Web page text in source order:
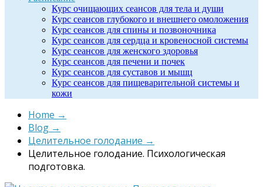
Курс очищающих сеансов для тела и души
Курс сеансов глубокого и внешнего омоложения
Курс сеансов для спины и позвоночника
Курс сеансов для сердца и кровеносной системы
Курс сеансов для женского здоровья
Курс сеансов для печени и почек
Курс сеансов для суставов и мышц
Курс сеансов для пищеварительной системы и
кожи
Home →
Blog →
Целительное голодание →
Целительное голодание. Психологическая
подготовка.